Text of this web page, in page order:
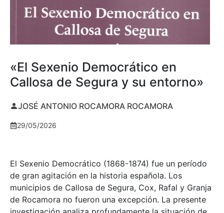
«El Sexenio Democrático en
Callosa de Segura y su entorno»
JOSÉ ANTONIO ROCAMORA ROCAMORA
29/05/2026
El Sexenio Democrático (1868-1874) fue un período
de gran agitación en la historia española. Los
municipios de Callosa de Segura, Cox, Rafal y Granja
de Rocamora no fueron una excepción. La presente